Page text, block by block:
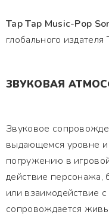
Tap Tap Music-Pop
глобального издателя
ЗВУКОВАЯ
Звуковое
выдающемся уровне и
погружению в
действие персонажа,
или взаимодействие
сопровождается